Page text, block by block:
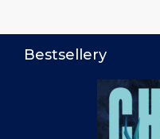
Bestsellery